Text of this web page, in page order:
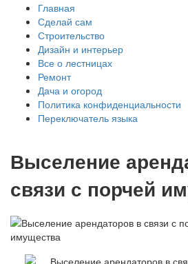
Главная
Сделай сам
Строительство
Дизайн и интерьер
Все о лестницах
Ремонт
Дача и огород
Политика конфиденциальности
Переключатель языка
Выселение
связи с порчей